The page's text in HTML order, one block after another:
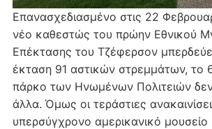
Επανασχεδιασμένο στις 22
νέο καθεστώς του πρώην Εθνικού
Επέκτασης του Τζέφερσον
έκταση 91 αστικών στρεμμάτων, το
πάρκο των Ηνωμένων Πολιτειών δεν
άλλα. Όμως οι τεράστιες
υπερσύγχρονο αμερικανικό μουσείο